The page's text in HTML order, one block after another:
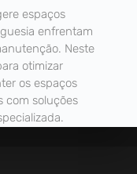
espaços
enfrentam
Neste
otimizar
os espaços
com soluções